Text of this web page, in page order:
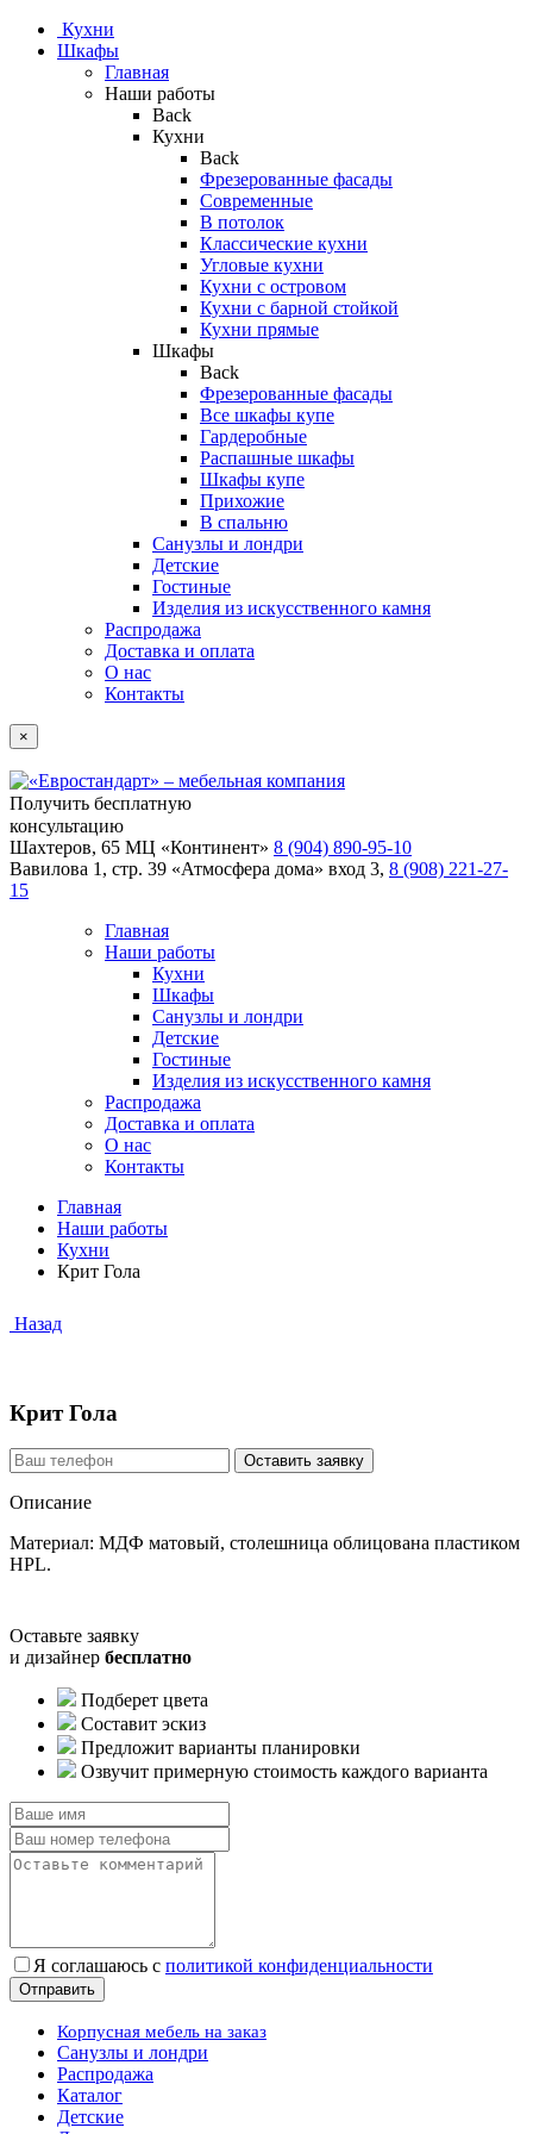
Кухни
Шкафы
Главная
Наши работы
Back
Кухни
Back
Фрезерованные фасады
Современные
В потолок
Классические кухни
Угловые кухни
Кухни с островом
Кухни с барной стойкой
Кухни прямые
Шкафы
Back
Фрезерованные фасады
Все шкафы купе
Гардеробные
Распашные шкафы
Шкафы купе
Прихожие
В спальню
Санузлы и лондри
Детские
Гостиные
Изделия из искусственного камня
Распродажа
Доставка и оплата
О нас
Контакты
×
Получить бесплатную
консультацию
Шахтеров, 65 МЦ «Континент» 8 (904) 890-95-10
Вавилова 1, стр. 39 «Атмосфера дома» вход 3, 8 (908) 221-27-
15
Главная
Наши работы
Кухни
Шкафы
Санузлы и лондри
Детские
Гостиные
Изделия из искусственного камня
Распродажа
Доставка и оплата
О нас
Контакты
Главная
Наши работы
Кухни
Крит Гола
Назад
Крит Гола
Описание
Материал: МДФ матовый, столешница облицована пластиком
HPL.
Оставьте заявку
и дизайнер бесплатно
Подберет цвета
Составит эскиз
Предложит варианты планировки
Озвучит примерную стоимость каждого варианта
Я соглашаюсь с политикой конфиденциальности
Корпусная мебель на заказ
Санузлы и лондри
Распродажа
Каталог
Детские